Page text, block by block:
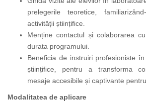
prelegerile teoretice,
activității științifice.
Menține contactul și colaborarea
durata programului.
Beneficia de instruiri profesioniste
științifice, pentru a transforma
mesaje accesibile și captivante
Modalitatea de aplicare